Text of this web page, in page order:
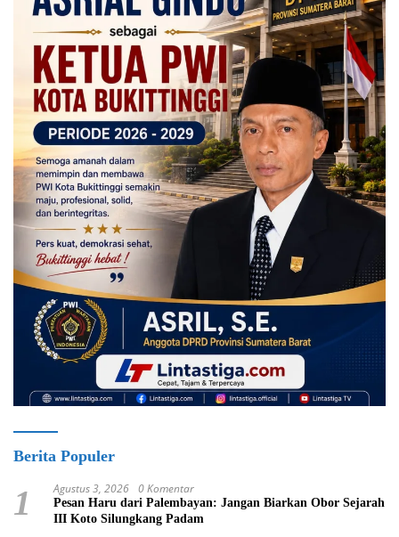
Berita Populer
1 Agustus 3, 2026 0 Komentar
Pesan Haru dari Palembayan: Jangan Biarkan Obor Sejarah
III Koto Silungkang Padam